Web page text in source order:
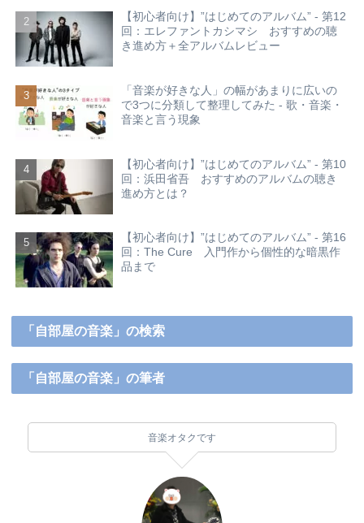
【初心者向け】”はじめてのアルバム” - 第12
回：エレファントカシマシ おすすめの聴
き進め方＋全アルバムレビュー
「音楽が好きな人」の幅があまりに広いの
で3つに分類して整理してみた - 歌・音楽・
音楽と言う現象
【初心者向け】”はじめてのアルバム” - 第10
回：浜田省吾 おすすめのアルバムの聴き
進め方とは？
【初心者向け】”はじめてのアルバム” - 第16
回：The Cure 入門作から個性的な暗黒作
品まで
「自部屋の音楽」の検索
「自部屋の音楽」の筆者
音楽オタクです